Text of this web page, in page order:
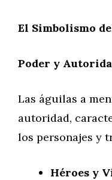
El Simbolismo
Poder y
Las águilas a
autoridad,
los personajes y
Héroes y